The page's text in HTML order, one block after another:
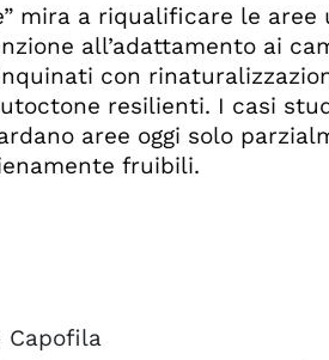
mira a riqualificare le
all’adattamento ai
con
resilienti. I casi
aree oggi solo
fruibili.
Capofila